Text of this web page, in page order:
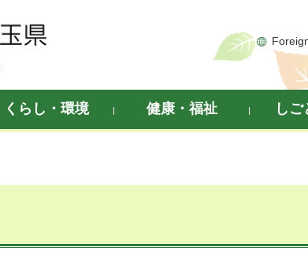
くらし・環境 健康・福祉 し